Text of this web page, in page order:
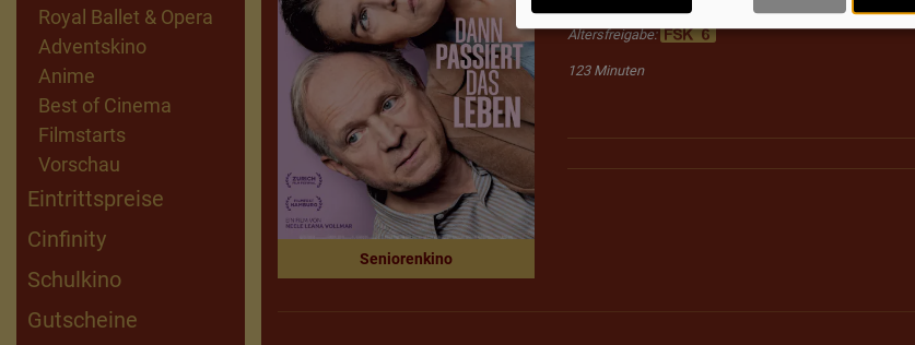
Royal Ballet & Opera
Adventskino
Anime
Best of Cinema
Filmstarts
Vorschau
Eintrittspreise
Cinfinity
Schulkino
Gutscheine
Seniorenkino
Altersfreigabe:
123 Minuten